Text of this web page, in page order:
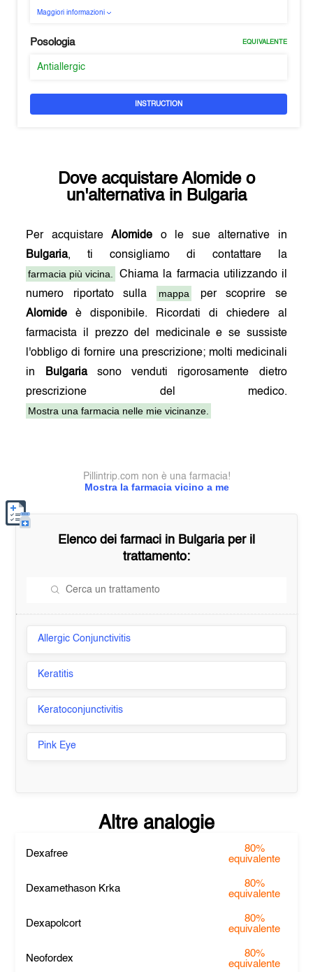
Maggiori informazioni
Posologia EQUIVALENTE
Antiallergic
INSTRUCTION
Dove acquistare Alomideo
un'alternativa in Bulgaria
Per acquistareAlomide o le sue alternative in
Bulgaria, ti consigliamo di contattare la
farmacia più vicina.
Chiama la farmacia utilizzando il
numero riportato sulla
mappa
per scoprire se
Alomide è disponibile. Ricordati di chiedere al
farmacista il prezzo del medicinale e se sussiste
l'obbligo di fornire una prescrizione; molti medicinali
in
Bulgariasono venduti rigorosamente dietro
prescrizione del medico.
Mostra una farmacia nelle mie vicinanze.
Mostra la farmacia vicino a me
Pillintrip.com non è una farmacia!
Elenco dei farmaci in Bulgariaper il
trattamento:
Allergic Conjunctivitis
Keratitis
Keratoconjunctivitis
Pink Eye
Altre analogie
Dexafree
80%
equivalente
Dexamethason Krka
80%
equivalente
Dexapolcort
80%
equivalente
Neofordex
80%
equivalente